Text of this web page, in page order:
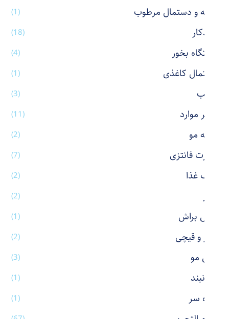
حوله و دستمال مرطوب (1)
خودکار (18)
دستگاه بخور (4)
دستمال کاغذی (1)
رژ لب (3)
سایر موارد (11)
شانه مو (2)
شورت فانتزی (7)
ظرف غذا (2)
عطر (2)
فیس براش (1)
کاتر و قیچی (2)
کش مو (3)
گردنبند (1)
گیره سر (1)